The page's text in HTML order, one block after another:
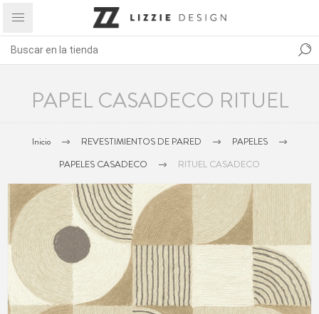
PAPEL CASADECO RITUEL
Inicio REVESTIMIENTOS DE PARED
PAPELES
PAPELES CASADECO
RITUEL CASADECO